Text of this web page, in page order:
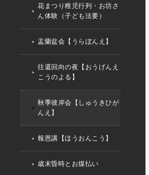
花まつり稚児行列・お坊さ
ん体験（子ども法要）
盂蘭盆会【うらぼんえ】
往還回向の夜【おうげんえ
こうのよる】
秋季彼岸会【しゅうきひが
んえ】
報恩講【ほうおんこう】
歳末昏時とお煤払い